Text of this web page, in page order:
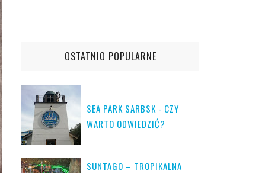
OSTATNIO POPULARNE
SEA PARK SARBSK - CZY
WARTO ODWIEDZIĆ?
SUNTAGO – TROPIKALNA